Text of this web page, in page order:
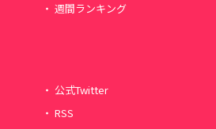
週間ランキング
公式Twitter
RSS